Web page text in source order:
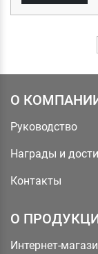
О
Руководство
Награды и
Контакты
О
Интернет-